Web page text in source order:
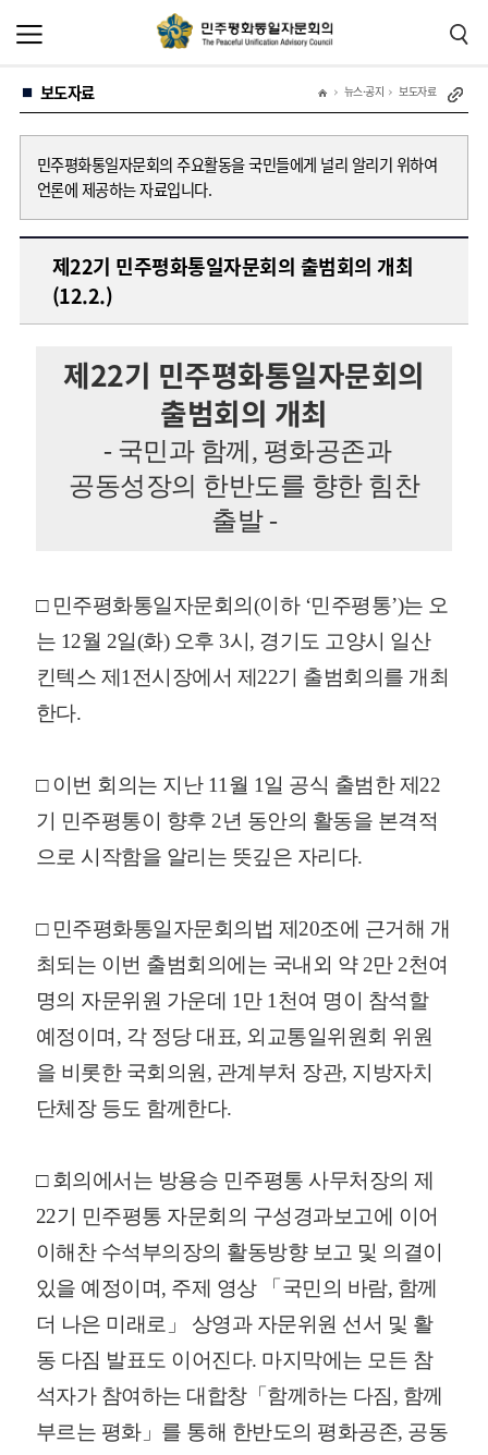
보도자료 뉴스·공지 보도자료
민주평화통일자문회의 주요활동을 국민들에게 널리 알리기 위하여
언론에 제공하는 자료입니다.
제22기 민주평화통일자문회의 출범회의 개최
(12.2.)
제22기 민주평화통일자문회의
출범회의 개최
- 국민과 함께, 평화공존과
공동성장의 한반도를 향한 힘찬
출발 -
□ 민주평화통일자문회의(이하 ‘민주평통’)는 오
는 12월 2일(화) 오후 3시, 경기도 고양시 일산
킨텍스 제1전시장에서 제22기 출범회의를 개최
한다.
□ 이번 회의는 지난 11월 1일 공식 출범한 제22
기 민주평통이 향후 2년 동안의 활동을 본격적
으로 시작함을 알리는 뜻깊은 자리다.
□ 민주평화통일자문회의법 제20조에 근거해 개
최되는 이번 출범회의에는 국내외 약 2만 2천여
명의 자문위원 가운데 1만 1천여 명이 참석할
예정이며, 각 정당 대표, 외교통일위원회 위원
을 비롯한 국회의원, 관계부처 장관, 지방자치
단체장 등도 함께한다.
□ 회의에서는 방용승 민주평통 사무처장의 제
22기 민주평통 자문회의 구성경과보고에 이어
이해찬 수석부의장의 활동방향 보고 및 의결이
있을 예정이며, 주제 영상 「국민의 바람, 함께
더 나은 미래로」 상영과 자문위원 선서 및 활
동 다짐 발표도 이어진다. 마지막에는 모든 참
석자가 참여하는 대합창「함께하는 다짐, 함께
부르는 평화」를 통해 한반도의 평화공존, 공동